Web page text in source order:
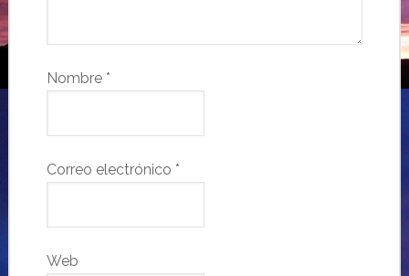
Nombre *
Correo electrónico *
Web